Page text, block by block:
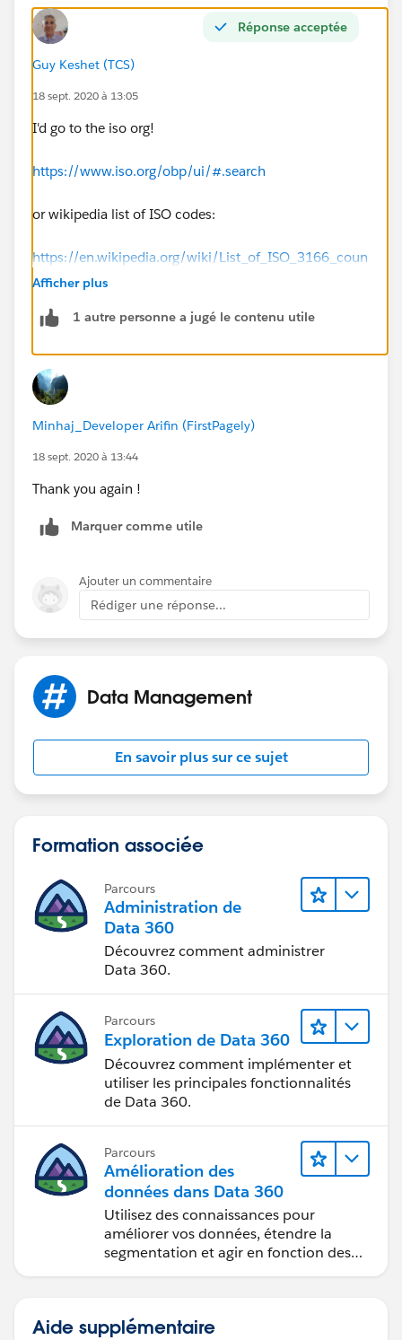
Réponse acceptée
Guy Keshet (TCS)
18 sept. 2020 à 13:05
I'd go to the iso org!
https://www.iso.org/obp/ui/#.search
or wikipedia list of ISO codes:
https://en.wikipedia.org/wiki/List_of_ISO_3166_coun
try_codes
Afficher plus
1 autre personne a jugé le contenu utile
Minhaj_Developer Arifin (FirstPagely)
18 sept. 2020 à 13:44
Thank you again !
Marquer comme utile
Ajouter un commentaire
Rédiger une réponse...
Data Management
En savoir plus sur ce sujet
Formation associée
Parcours
Administration de
Data 360
Découvrez comment administrer
Data 360.
Parcours
Exploration de Data 360
Découvrez comment implémenter et
utiliser les principales fonctionnalités
de Data 360.
Parcours
Amélioration des
données dans Data 360
Utilisez des connaissances pour
améliorer vos données, étendre la
segmentation et agir en fonction des
données.
Aide supplémentaire